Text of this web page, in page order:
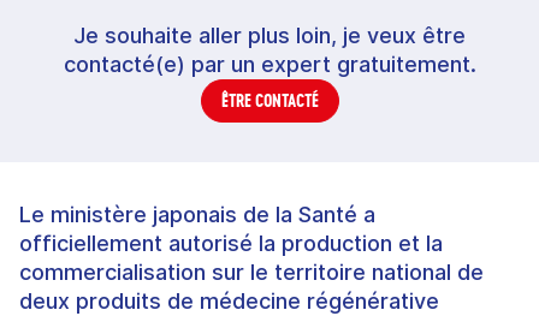
Je souhaite aller plus loin, je veux être
contacté(e) par un expert gratuitement.
ÊTRE CONTACTÉ
Le ministère japonais de la Santé a
officiellement autorisé la production et la
commercialisation sur le territoire national de
deux produits de médecine régénérative